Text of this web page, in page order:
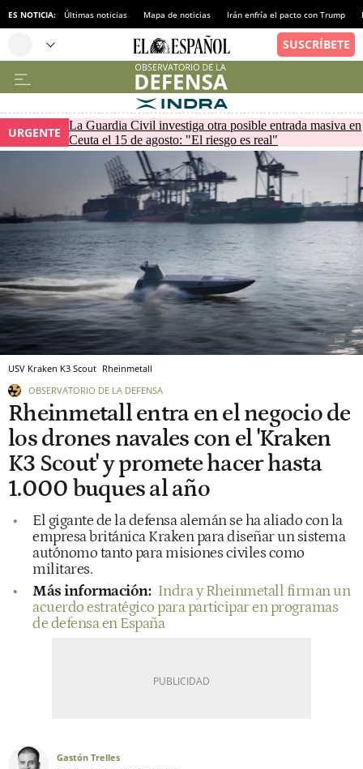
ES NOTICIA: Últimas noticias Mapa de noticias Irán enfría el pacto con Trump
URGENTE
La Guardia Civil investiga otra posible entrada masiva en
Ceuta el 15 de agosto: "El riesgo es real"
USV Kraken K3 Scout Rheinmetall
OBSERVATORIO DE LA DEFENSA
Rheinmetall entra en el negocio de
los drones navales con el 'Kraken
K3 Scout' y promete hacer hasta
1.000 buques al año
El gigante de la defensa alemán se ha aliado con la
empresa británica Kraken para diseñar un sistema
autónomo tanto para misiones civiles como
militares.
Más información: Indra y Rheinmetall firman un
acuerdo estratégico para participar en programas
de defensa en España
Gastón Trelles